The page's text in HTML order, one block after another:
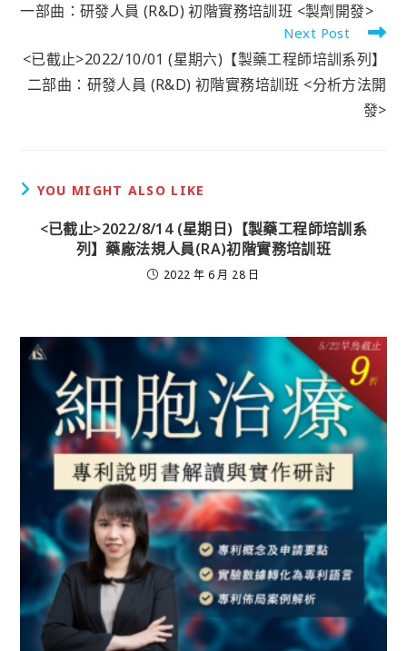
一部曲：研發人員 (R&D) 初階實務培訓班 <製劑開發>
Next Post
<已截止>2022/10/01 (星期六)【製藥工程師培訓系列】
二部曲：研發人員 (R&D) 初階實務培訓班 <分析方法開
發>
YOU MIGHT ALSO LIKE
<已截止>2022/8/14 (星期日)【製藥工程師培訓系
列】藥廠法規人員(RA)初階實務培訓班
2022 年 6 月 28 日